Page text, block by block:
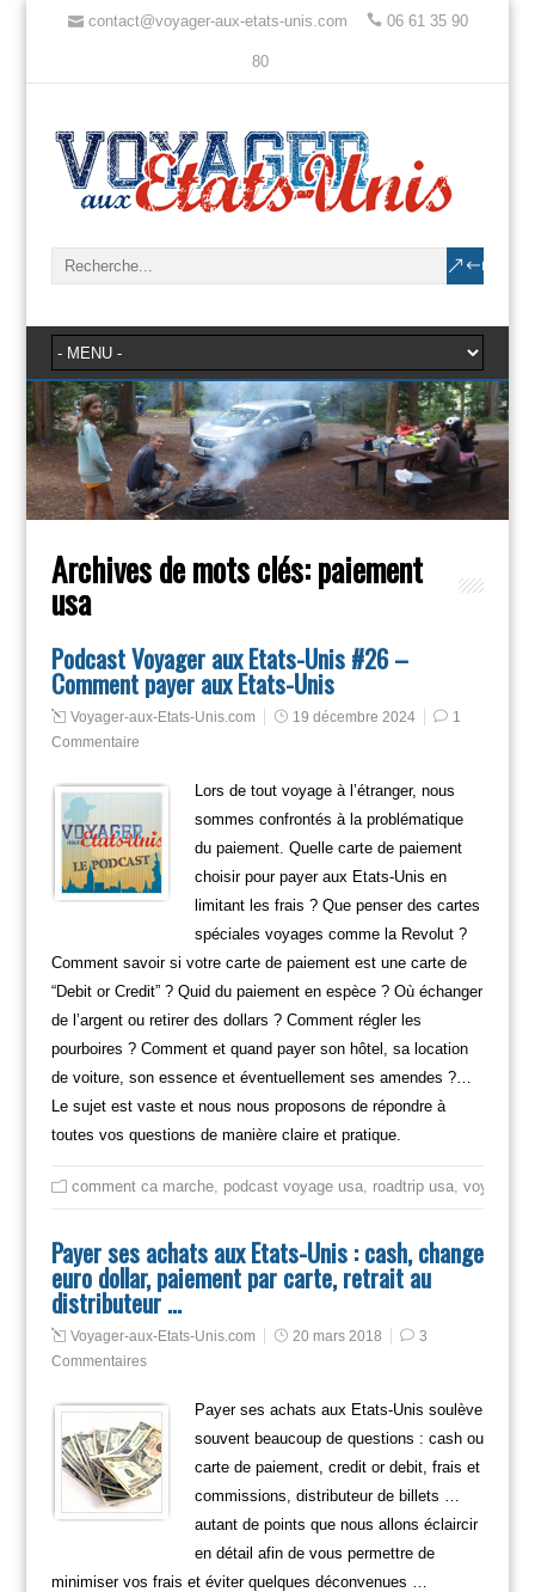
contact@voyager-aux-etats-unis.com 06 61 35 90
80
Archives de mots clés:paiement
usa
Podcast Voyager aux Etats-Unis #26 –
Comment payer aux Etats-Unis
Voyager-aux-Etats-Unis.com 19 décembre 2024
1
Commentaire
Lors de tout voyage à l’étranger, nous
sommes confrontés à la problématique
du paiement. Quelle carte de paiement
choisir pour payer aux Etats-Unis en
limitant les frais ? Que penser des cartes
spéciales voyages comme la Revolut ?
Comment savoir si votre carte de paiement est une carte de
“Debit or Credit” ? Quid du paiement en espèce ? Où échanger
de l’argent ou retirer des dollars ? Comment régler les
pourboires ? Comment et quand payer son hôtel, sa location
de voiture, son essence et éventuellement ses amendes ?…
Le sujet est vaste et nous nous proposons de répondre à
toutes vos questions de manière claire et pratique.
comment ca marche, podcast voyage usa, roadtrip usa, voyager
Payer ses achats aux Etats-Unis : cash, change
euro dollar, paiement par carte, retrait au
distributeur …
Voyager-aux-Etats-Unis.com 20 mars 2018
3
Commentaires
Payer ses achats aux Etats-Unis soulève
souvent beaucoup de questions : cash ou
carte de paiement, credit or debit, frais et
commissions, distributeur de billets …
autant de points que nous allons éclaircir
en détail afin de vous permettre de
minimiser vos frais et éviter quelques déconvenues …